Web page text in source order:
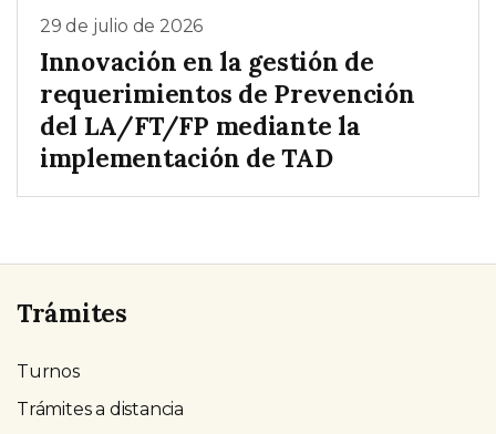
29 de julio de 2026
Innovación en la gestión de
requerimientos de Prevención
del LA/FT/FP mediante la
implementación de TAD
Trámites
Turnos
Trámites a distancia